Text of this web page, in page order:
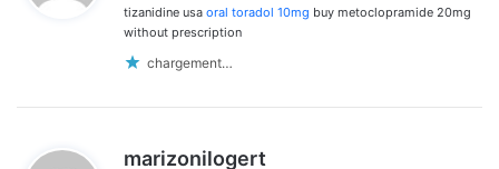
:
tizanidine usa oral toradol 10mg buy metoclopramide 20mg
without prescription
chargement…
marizonilogert